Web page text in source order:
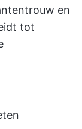
en
tot